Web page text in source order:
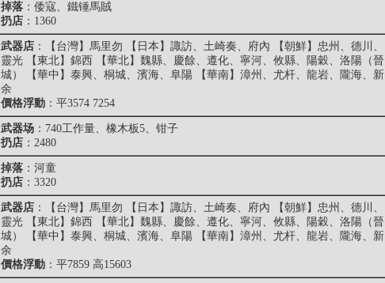
掉落 ： 倭寇、 鐵锤馬賊
扔店 ：1360
武器店 ：【台灣】馬里勿 【日本】諏訪、土崎奏、府內 【朝鮮】忠州、德川、
靈光 【東北】錦西 【華北】魏縣、慶餘、遵化、寧河、攸縣、陽穀、洛陽（晉
城） 【華中】泰興、桐城、濱海、阜陽 【華南】漳州、尤杆、龍岩、隴海、新
余
價格浮動 ：平3574 7254
武器场 ：740工作量、橡木板5、钳子
扔店 ：2480
掉落 ： 河童
扔店 ：3320
武器店 ：【台灣】馬里勿 【日本】諏訪、土崎奏、府內 【朝鮮】忠州、德川、
靈光 【東北】錦西 【華北】魏縣、慶餘、遵化、寧河、攸縣、陽穀、洛陽（晉
城） 【華中】泰興、桐城、濱海、阜陽 【華南】漳州、尤杆、龍岩、隴海、新
余
價格浮動 ：平7859 高15603